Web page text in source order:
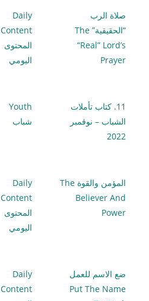
صلاة الرب
“الحقيقية” The
“Real” Lord’s
Prayer
Daily
Content
المحتوى
اليومي
11. كتاب تأملات
الشباب – نوفمبر
2022
Youth
شباب
المؤمن والقوة The
Believer And
Power
Daily
Content
المحتوى
اليومي
ضع الاسم للعمل
Put The Name
Daily
Content